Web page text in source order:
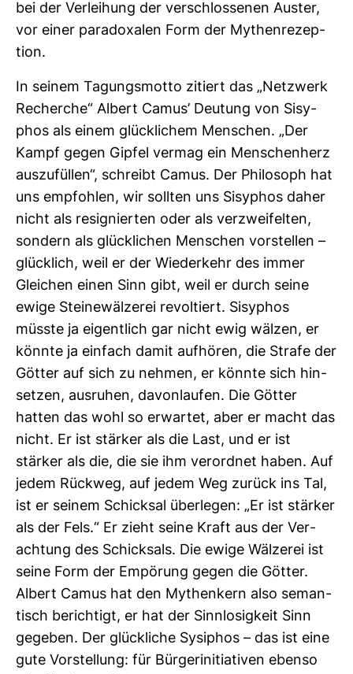
bei der Ver­lei­hung der ver­schlos­senen Auster,
vor einer para­doxalen Form der Mythen­re­zep­
tion.
In seinem Tagungs­motto zitiert das „Netz­werk
Recherche“ Albert Camus’ Deu­tung von Sisy­
phos als einem glück­li­chem Men­schen. „Der
Kampf gegen Gipfel vermag ein Men­schen­herz
aus­zu­füllen“, schreibt Camus. Der Phi­lo­soph hat
uns emp­fohlen, wir sollten uns Sisy­phos daher
nicht als resi­gnierten oder als ver­zwei­felten,
son­dern als glück­li­chen Men­schen vor­stellen –
glück­lich, weil er der Wie­der­kehr des immer
Glei­chen einen Sinn gibt, weil er durch seine
ewige Stei­ne­wäl­zerei revol­tiert. Sisy­phos
müsste ja eigent­lich gar nicht ewig wälzen, er
könnte ja ein­fach damit auf­hören, die Strafe der
Götter auf sich zu nehmen, er könnte sich hin­
setzen, aus­ruhen, davon­laufen. Die Götter
hatten das wohl so erwartet, aber er macht das
nicht. Er ist stärker als die Last, und er ist
stärker als die, die sie ihm ver­ordnet haben. Auf
jedem Rückweg, auf jedem Weg zurück ins Tal,
ist er seinem Schicksal über­legen: „Er ist stärker
als der Fels.“ Er zieht seine Kraft aus der Ver­
ach­tung des Schick­sals. Die ewige Wäl­zerei ist
seine Form der Empö­rung gegen die Götter.
Albert Camus hat den Mythen­kern also seman­
tisch berich­tigt, er hat der Sinn­lo­sig­keit Sinn
gegeben. Der glück­liche Sysi­phos – das ist eine
gute Vor­stel­lung: für Bür­ger­initia­tiven ebenso